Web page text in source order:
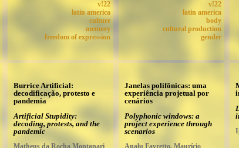
v!22
latin america
culture
memory
freedom of expression
v!22
latin america
body
cultural production
gender
Burrice Artificial:
decodificação, protesto e
pandemia
Artificial Stupidity:
decoding, protests, and the
pandemic
Matheus da Rocha Montanari
Janelas polifônicas: uma
experiência projetual por
cenários
Polyphonic windows: a
project experience through
scenarios
Analu Favretto, Maurício